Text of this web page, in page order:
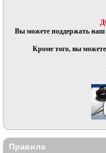
Вы можете поддержать наш
Кроме того, вы
Правила